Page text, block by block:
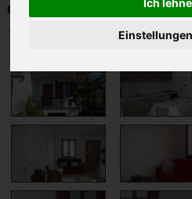
Ich
Casa Levante****/ Porto Frailis
Ihre